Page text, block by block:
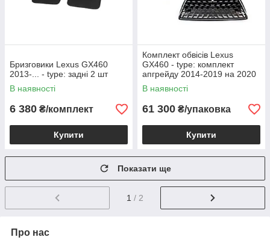
Бризговики Lexus GX460
2013-... - type: задні 2 шт
В наявності
6 380 ₴/комплект
Купити
Комплект обвісів Lexus
GX460 - type: комплект
апгрейду 2014-2019 на 2020
рік
В наявності
61 300 ₴/упаковка
Купити
Показати ще
1 / 2
Про нас